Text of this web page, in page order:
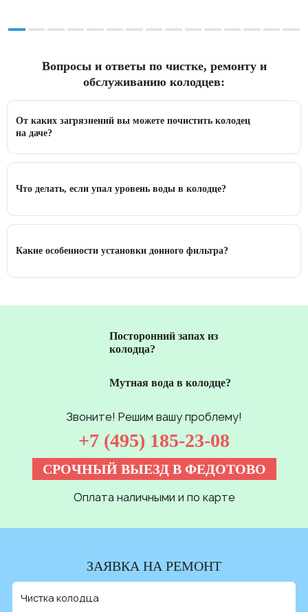
Вопросы и ответы по чистке, ремонту и
обслуживанию колодцев:
От каких загрязнений вы можете почистить колодец
на даче?
Что делать, если упал уровень воды в колодце?
Какие особенности установки донного фильтра?
Посторонний запах из
колодца?
Мутная вода в колодце?
Звоните! Решим вашу проблему!
+7 (495) 185-23-08
СРОЧНЫЙ ВЫЕЗД В ФЕДОТОВО
Оплата наличными и по карте
ЗАЯВКА НА РЕМОНТ